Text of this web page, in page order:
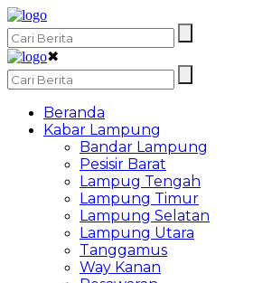
✖
Beranda
Kabar Lampung
Bandar Lampung
Pesisir Barat
Lampug Tengah
Lampung Timur
Lampung Selatan
Lampung Utara
Tanggamus
Way Kanan